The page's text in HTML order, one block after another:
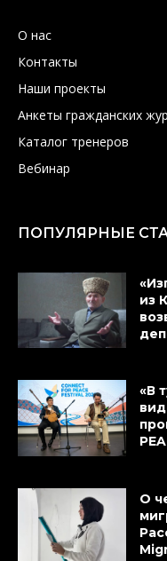
О нас
Контакты
Наши проекты
Анкеты гражданских
Каталог тренеров
Вебинар
ПОПУЛЯРНЫЕ
из
«В
О